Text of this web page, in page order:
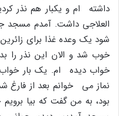
داشته ام و یکبار هم نذر
العلاجى داشت. آمدم مسجد
شود یک وعده غذا براى
خوب شد و الان این نذر را
خواب دیده ام. یک بار
نماز مى خوانم بعد از
بود، به من گفت که بیا